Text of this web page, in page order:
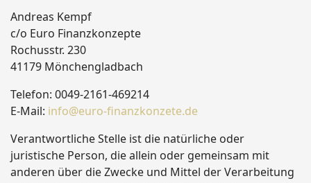
Andreas Kempf
c/o Euro Finanzkonzepte
Rochusstr. 230
41179 Mönchengladbach
Telefon: 0049-2161-469214
E-Mail: info@euro-finanzkonzete.de
Verantwortliche Stelle ist die natürliche oder
juristische Person, die allein oder gemeinsam mit
anderen über die Zwecke und Mittel der Verarbeitung